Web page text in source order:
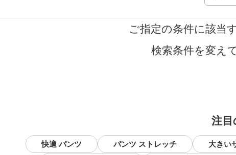
ご指定の条件に該当
検索条件を変え
注目
快適 パンツ パンツ ストレッチ 大きい